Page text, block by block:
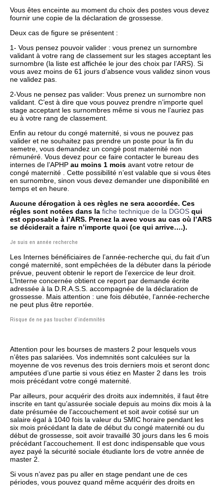
Vous êtes enceinte au moment du choix des postes vous devez
fournir une copie de la déclaration de grossesse.
Deux cas de figure se présentent :
1- Vous pensez pouvoir valider : vous prenez un surnombre
validant à votre rang de classement sur les stages acceptant les
surnombre (la liste est affichée le jour des choix par l’ARS). Si
vous avez moins de 61 jours d’absence vous validez sinon vous
ne validez pas.
2-Vous ne pensez pas valider: Vous prenez un surnombre non
validant. C’est à dire que vous pouvez prendre n’importe quel
stage acceptant les surnombres même si vous ne l’auriez pas
eu à votre rang de classement.
Enfin au retour du congé maternité, si vous ne pouvez pas
valider et ne souhaitez pas prendre un poste pour la fin du
semetre, vous demandez un congé post maternité non
rémunéré. Vous devez pour ce faire contacter le bureau des
internes de l’APHP au moins 1 mois avant votre retour de
congé maternité . Cette possibilité n’est valable que si vous êtes
en surnombre, sinon vous devez demander une disponibilité en
temps et en heure.
Aucune dérogation à ces règles ne sera accordée. Ces
régles sont notées dans la fiche technique de la DGOS qui
est opposable à l’ARS. Prenez la avec vous au cas où l’ARS
se déciderait a faire n’importe quoi (ce qui arrive….).
Je suis en année recherche
Les Internes bénéficiaires de l’année-recherche qui, du fait d’un
congé maternité, sont empêchées de la débuter dans la période
prévue, peuvent obtenir le report de l’exercice de leur droit.
L’Interne concernée obtient ce report par demande écrite
adressée à la D.R.A.S.S. accompagnée de la déclaration de
grossesse. Mais attention : une fois débutée, l’année-recherche
ne peut plus être reportée.
Risque de ne pas toucher d’indemnités
Attention pour les bourses de masters 2 pour lesquels vous
n’êtes pas salariées. Vos indemnités sont calculées sur la
moyenne de vos revenus des trois derniers mois et seront donc
amputées d’une partie si vous étiez en Master 2 dans les trois
mois précédant votre congé maternité.
Par ailleurs, pour acquérir des droits aux indemnités, il faut être
inscrite en tant qu’assurée sociale depuis au moins dix mois à la
date présumée de l’accouchement et soit avoir cotisé sur un
salaire égal à 1040 fois la valeur du SMIC horaire pendant les
six mois précédant la date de début du congé maternité ou du
début de grossesse, soit avoir travaillé 30 jours dans les 6 mois
précédant l’accouchement. Il est donc indispensable que vous
ayez payé la sécurité sociale étudiante lors de votre année de
master 2.
Si vous n’avez pas pu aller en stage pendant une de ces
périodes, vous pouvez quand même acquérir des droits en